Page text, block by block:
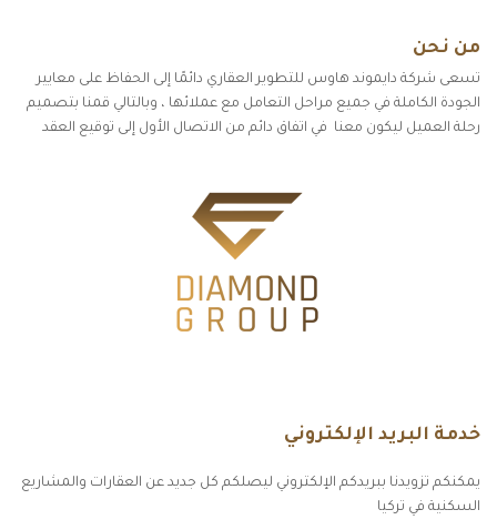
من نحن
تسعى شركة دايموند هاوس للتطوير العقاري دائمًا إلى الحفاظ على معايير
الجودة الكاملة في جميع مراحل التعامل مع عملائها ، وبالتالي قمنا بتصميم
رحلة العميل ليكون معنا في اتفاق دائم من الاتصال الأول إلى توقيع العقد
خدمة البريد الإلكتروني
يمكنكم تزويدنا ببريدكم الإلكتروني ليصلكم كل جديد عن العقارات والمشاريع
السكنية في تركيا